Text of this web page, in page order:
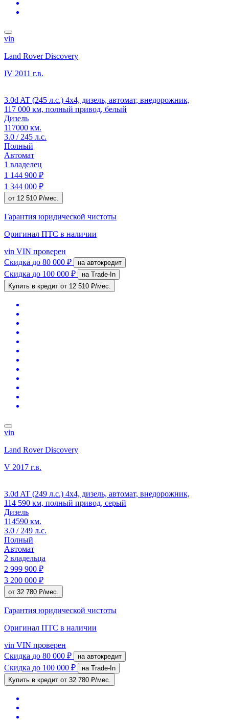
vin
Land Rover Discovery
IV 2011 г.в.
3.0d AT (245 л.с.) 4x4, дизель, автомат, внедорожник,
117 000 км, полный привод, белый
Дизель
117000 км.
3.0 / 245 л.с.
Полный
Автомат
1 владелец
1 144 900 ₽
1 344 000 ₽
от 12 510 ₽/мес.
Гарантия юридической чистоты
Оригинал ПТС в наличии
vin VIN проверен
Скидка до 80 000 ₽ на автокредит
Скидка до 100 000 ₽
на Trade-In
Купить в кредит от 12 510 ₽/мес.
vin
Land Rover Discovery
V 2017 г.в.
3.0d AT (249 л.с.) 4x4, дизель, автомат, внедорожник,
114 590 км, полный привод, серый
Дизель
114590 км.
3.0 / 249 л.с.
Полный
Автомат
2 владельца
2 999 900 ₽
3 200 000 ₽
от 32 780 ₽/мес.
Гарантия юридической чистоты
Оригинал ПТС в наличии
vin VIN проверен
Скидка до 80 000 ₽ на автокредит
Скидка до 100 000 ₽
на Trade-In
Купить в кредит от 32 780 ₽/мес.